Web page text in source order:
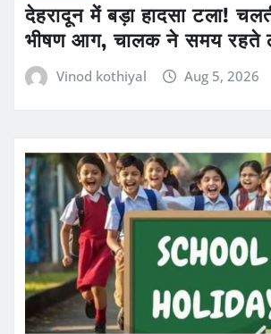
देहरादून में बड़ा हादसा टला!
भीषण आग, चालक ने समय रहते
Vinod kothiyal Aug 5, 2026